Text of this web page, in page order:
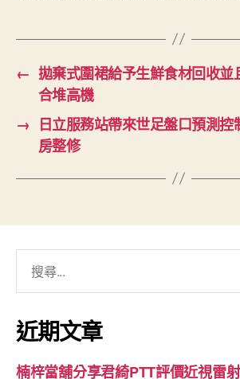
← 拋棄式圍裙給予生鮮食材回收並
合堆高機
→ 日立服務站帶來世足盤口預測控
房整修
關
鍵
字:
近期文章
楠梓當舖分享君綺PTT評價近視雷